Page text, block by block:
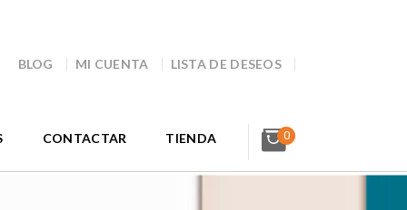
BLOG MI CUENTA LISTA DE DESEOS
CONTACTAR TIENDA 0